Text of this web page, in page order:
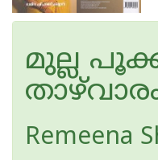
മുല്ല
Remeena